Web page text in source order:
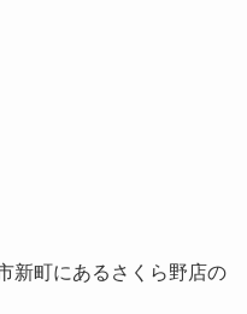
新町にあるさくら野店の